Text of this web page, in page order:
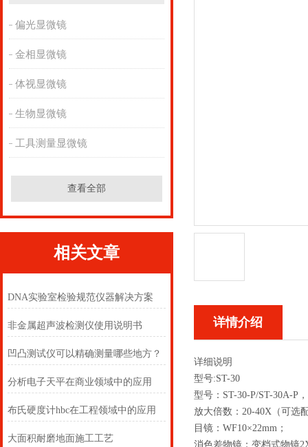
偏光显微镜
金相显微镜
体视显微镜
生物显微镜
工具测量显微镜
查看全部
相关文章
DNA实验室检验规范仪器解决方案
非金属超声波检测仪使用说明书
凹凸测试仪可以精确测量哪些地方？
分析电子天平在商业领域中的应用
布氏硬度计hbc在工程领域中的应用
大面积耐磨地面施工工艺
详情介绍
详细说明
型号:ST-30
型号：ST-30-P/ST-30A-P
放大倍数：20-40X（可选
目镜：WF10×22mm；
消色差物镜：变档式物镜